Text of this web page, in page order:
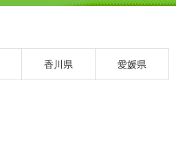
香川県 愛媛県